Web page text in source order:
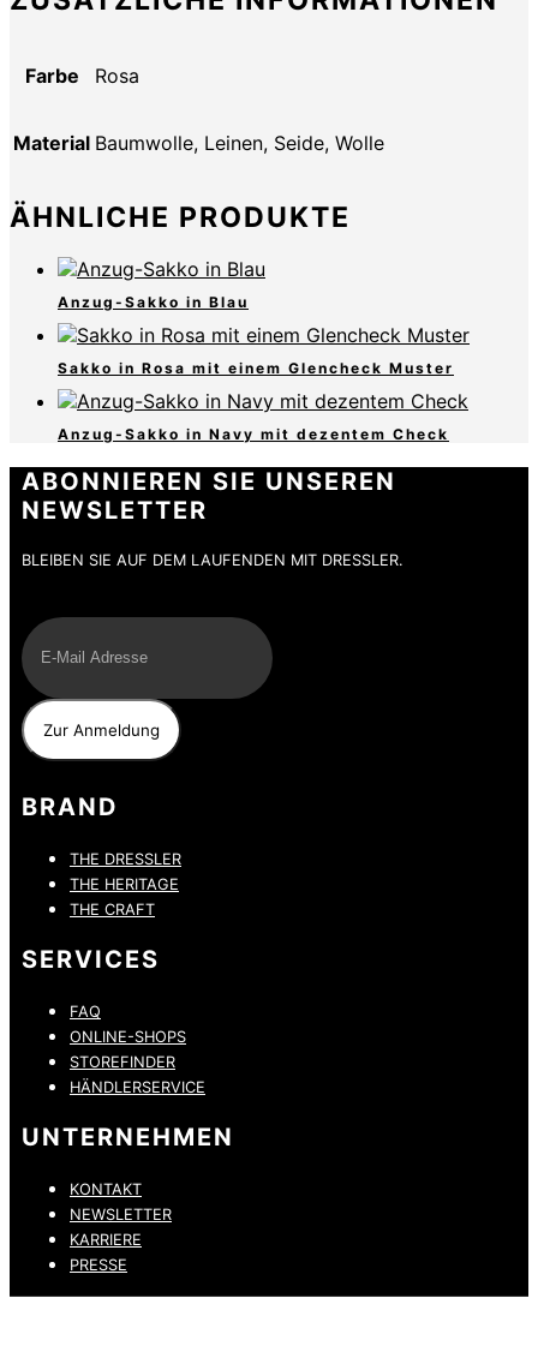
Farbe Rosa
Material Baumwolle, Leinen, Seide, Wolle
ÄHNLICHE PRODUKTE
Anzug-Sakko in Blau
Sakko in Rosa mit einem Glencheck Muster
Anzug-Sakko in Navy mit dezentem Check
ABONNIEREN SIE UNSEREN
NEWSLETTER
BLEIBEN SIE AUF DEM LAUFENDEN MIT DRESSLER.
BRAND
THE DRESSLER
THE HERITAGE
THE CRAFT
SERVICES
FAQ
ONLINE-SHOPS
STOREFINDER
HÄNDLERSERVICE
UNTERNEHMEN
KONTAKT
NEWSLETTER
KARRIERE
PRESSE